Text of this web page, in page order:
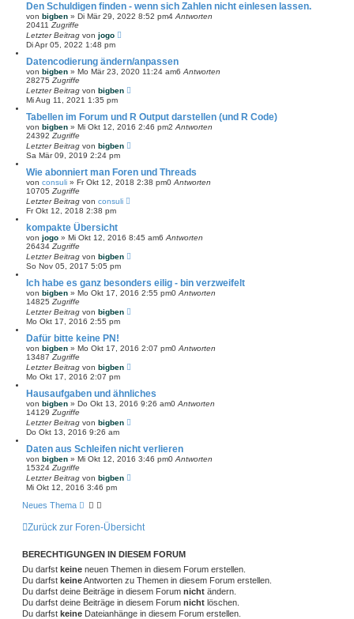
Den Schuldigen finden - wenn sich Zahlen nicht einlesen lassen.
von bigben » Di Mär 29, 2022 8:52 pm4 Antworten
20411 Zugriffe
Letzter Beitrag von jogo
Di Apr 05, 2022 1:48 pm
Datencodierung ändern/anpassen
von bigben » Mo Mär 23, 2020 11:24 am6 Antworten
28275 Zugriffe
Letzter Beitrag von bigben
Mi Aug 11, 2021 1:35 pm
Tabellen im Forum und R Output darstellen (und R Code)
von bigben » Mi Okt 12, 2016 2:46 pm2 Antworten
24392 Zugriffe
Letzter Beitrag von bigben
Sa Mär 09, 2019 2:24 pm
Wie abonniert man Foren und Threads
von consuli » Fr Okt 12, 2018 2:38 pm0 Antworten
10705 Zugriffe
Letzter Beitrag von consuli
Fr Okt 12, 2018 2:38 pm
kompakte Übersicht
von jogo » Mi Okt 12, 2016 8:45 am6 Antworten
26434 Zugriffe
Letzter Beitrag von bigben
So Nov 05, 2017 5:05 pm
Ich habe es ganz besonders eilig - bin verzweifelt
von bigben » Mo Okt 17, 2016 2:55 pm0 Antworten
14825 Zugriffe
Letzter Beitrag von bigben
Mo Okt 17, 2016 2:55 pm
Dafür bitte keine PN!
von bigben » Mo Okt 17, 2016 2:07 pm0 Antworten
13487 Zugriffe
Letzter Beitrag von bigben
Mo Okt 17, 2016 2:07 pm
Hausaufgaben und ähnliches
von bigben » Do Okt 13, 2016 9:26 am0 Antworten
14129 Zugriffe
Letzter Beitrag von bigben
Do Okt 13, 2016 9:26 am
Daten aus Schleifen nicht verlieren
von bigben » Mi Okt 12, 2016 3:46 pm0 Antworten
15324 Zugriffe
Letzter Beitrag von bigben
Mi Okt 12, 2016 3:46 pm
Neues Thema
Zurück zur Foren-Übersicht
BERECHTIGUNGEN IN DIESEM FORUM
Du darfst keine neuen Themen in diesem Forum erstellen.
Du darfst keineAntworten zu Themen in diesem Forum erstellen.
Du darfst deine Beiträge in diesem Forum nicht ändern.
Du darfst deine Beiträge in diesem Forum nicht löschen.
Du darfst keine Dateianhänge in diesem Forum erstellen.